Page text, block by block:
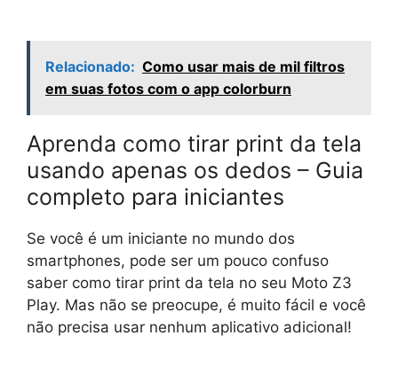
Relacionado: Como usar mais de mil filtros
em suas fotos com o app colorburn
Aprenda como tirar print da tela
usando apenas os dedos – Guia
completo para iniciantes
Se você é um iniciante no mundo dos
smartphones, pode ser um pouco confuso
saber como tirar print da tela no seu Moto Z3
Play. Mas não se preocupe, é muito fácil e você
não precisa usar nenhum aplicativo adicional!